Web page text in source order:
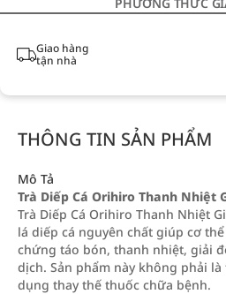
Giao hàng
tận nhà
THÔNG TIN SẢN PHẨM
Mô Tả
Trà Diếp Cá Orihiro Thanh Nhiệt
Trà Diếp Cá Orihiro Thanh Nhiệt
lá diếp cá nguyên chất giúp cơ
chứng táo bón, thanh nhiệt, giải
dịch. Sản phẩm này không phải
dụng thay thế thuốc chữa bệnh.